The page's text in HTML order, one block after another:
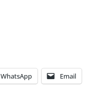
WhatsApp Email